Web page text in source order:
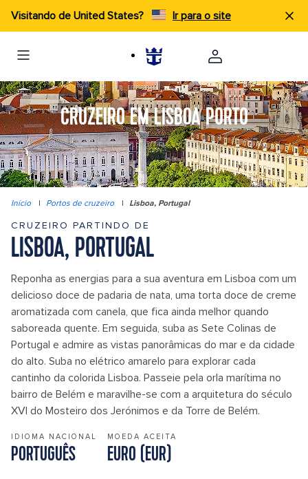
Visitando de United States? Ir para o site
CRUZEIRO EM LISBOA PORTO
Início | Portos de cruzeiro | Lisboa, Portugal
CRUZEIRO PARTINDO DE
LISBOA, PORTUGAL
Reponha as energias para a sua aventura em Lisboa com um
delicioso doce de padaria de nata, uma torta doce de creme
aromatizada com canela, que fica ainda melhor quando
saboreada quente. Em seguida, suba as Sete Colinas de
Portugal e admire as vistas panorâmicas do mar e da cidade
do alto. Suba no elétrico amarelo para explorar cada
cantinho da colorida Lisboa. Passeie pela orla marítima no
bairro de Belém e maravilhe-se com a arquitetura do século
XVI do Mosteiro dos Jerónimos e da Torre de Belém.
IDIOMA NACIONAL
PORTUGUÊS
MOEDA ACEITA
EURO (EUR)